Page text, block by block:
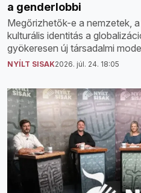
a genderlobbi
Megőrizhetők-e a nemzetek,
kulturális identitás a
gyökeresen új társadalmi
NYÍLT SISAK2026. júl. 24. 18:05